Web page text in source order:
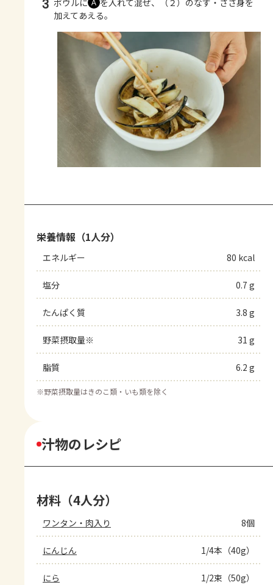
3
加えてあえる。
栄養情報（1人分）
エネルギー 80 kcal
塩分 0.7 g
たんぱく質 3.8 g
野菜摂取量※ 31 g
脂質 6.2 g
※野菜摂取量はきのこ類・いも類を除く
汁物のレシピ
材料（4人分）
ワンタン・肉入り 8個
にんじん 1/4本（40g）
にら 1/2束（50g）